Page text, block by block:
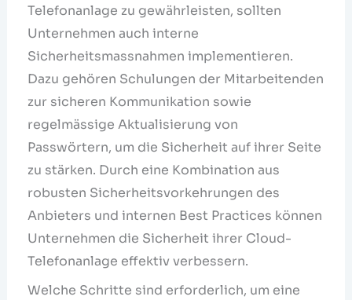
Telefonanlage zu gewährleisten, sollten
Unternehmen auch interne
Sicherheitsmassnahmen implementieren.
Dazu gehören Schulungen der Mitarbeitenden
zur sicheren Kommunikation sowie
regelmässige Aktualisierung von
Passwörtern, um die Sicherheit auf ihrer Seite
zu stärken. Durch eine Kombination aus
robusten Sicherheitsvorkehrungen des
Anbieters und internen Best Practices können
Unternehmen die Sicherheit ihrer Cloud-
Telefonanlage effektiv verbessern.
Welche Schritte sind erforderlich, um eine